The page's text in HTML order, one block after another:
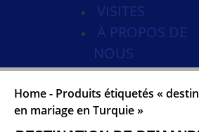
VISITES
À PROPOS DE
NOUS
Home- Produits étiquetés «
en mariage en Turquie »